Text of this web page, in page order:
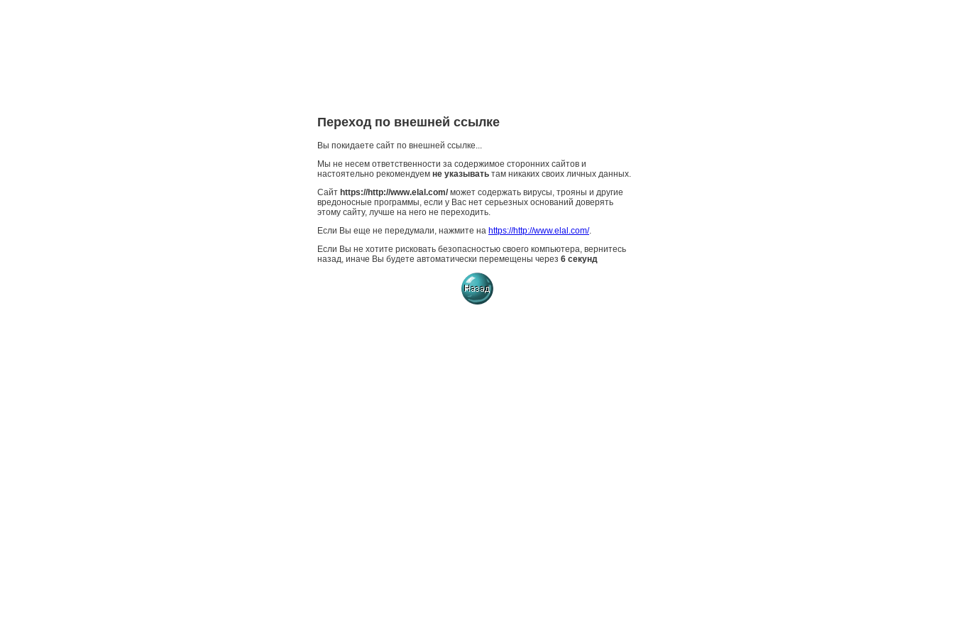
Переход по внешней ссылке
Вы покидаете сайт по внешней ссылке...
Мы не несем ответственности за содержимое сторонних сайтов и
настоятельно рекомендуем не указывать там никаких своих личных данных.
Сайт https://http://www.elal.com/может содержать вирусы, трояны и другие
вредоносные программы, если у Вас нет серьезных оснований доверять
этому сайту, лучше на него не переходить.
Если Вы еще не передумали, нажмите на https://http://www.elal.com/.
Если Вы не хотите рисковать безопасностью своего компьютера, вернитесь
назад, иначе Вы будете автоматически перемещены через 6 секунд